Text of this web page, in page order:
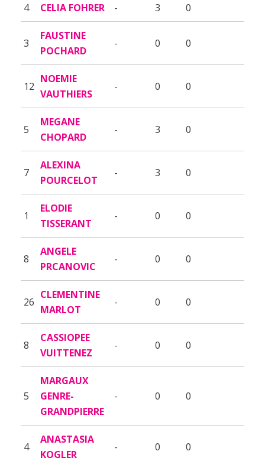
4 CELIA FOHRER - 3 0
3
FAUSTINE
POCHARD
- 0 0
12
NOEMIE
VAUTHIERS
- 0 0
5
MEGANE
CHOPARD
- 3 0
7
ALEXINA
POURCELOT
- 3 0
1
ELODIE
TISSERANT
- 0 0
8
ANGELE
PRCANOVIC
- 0 0
26
CLEMENTINE
MARLOT
- 0 0
8
CASSIOPEE
VUITTENEZ
- 0 0
5
MARGAUX
GENRE-
GRANDPIERRE
- 0 0
4
ANASTASIA
KOGLER
- 0 0